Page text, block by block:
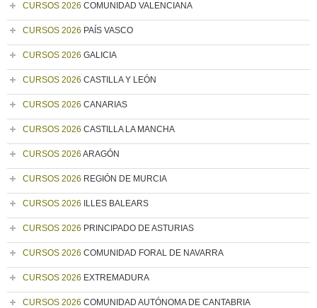
CURSOS 2026 COMUNIDAD VALENCIANA
CURSOS 2026 PAÍS VASCO
CURSOS 2026 GALICIA
CURSOS 2026 CASTILLA Y LEÓN
CURSOS 2026 CANARIAS
CURSOS 2026 CASTILLA LA MANCHA
CURSOS 2026 ARAGÓN
CURSOS 2026 REGIÓN DE MURCIA
CURSOS 2026 ILLES BALEARS
CURSOS 2026 PRINCIPADO DE ASTURIAS
CURSOS 2026 COMUNIDAD FORAL DE NAVARRA
CURSOS 2026 EXTREMADURA
CURSOS 2026 COMUNIDAD AUTÓNOMA DE CANTABRIA